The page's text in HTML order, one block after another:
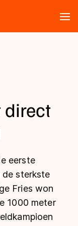
direct
eerste
de sterkste
Fries won
1000 meter